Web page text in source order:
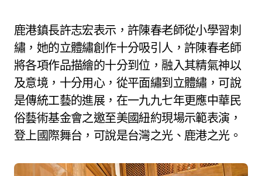
鹿港鎮長許志宏表示，許陳春老師從小學習刺
繡，她的立體繡創作十分吸引人，許陳春老師
將各項作品描繪的十分到位，融入其精氣神以
及意境，十分用心，從平面繡到立體繡，可說
是傳統工藝的進展，在一九九七年更應中華民
俗藝術基金會之邀至美國紐約現場示範表演，
登上國際舞台，可說是台灣之光、鹿港之光。